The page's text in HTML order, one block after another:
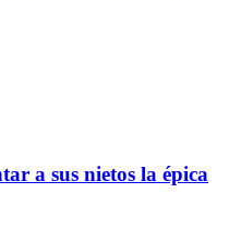
a sus nietos la épica